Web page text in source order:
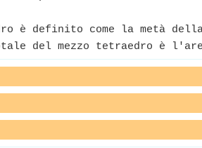
è definito come la metà
del mezzo tetraedro è